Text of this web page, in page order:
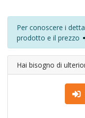
Per conoscere i
prodotto e il prezzo
Hai bisogno di